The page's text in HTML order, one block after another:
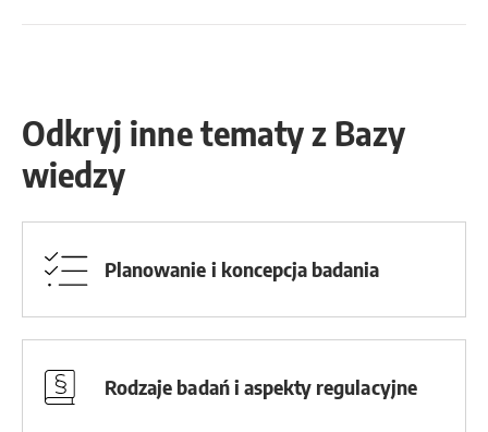
Odkryj inne tematy z Bazy
wiedzy
Planowanie i koncepcja badania
Rodzaje badań i aspekty regulacyjne